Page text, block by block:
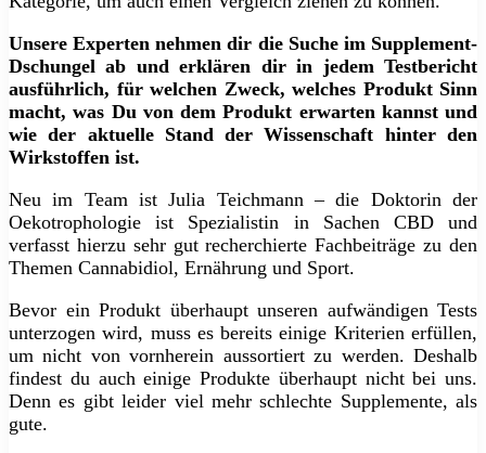
Unsere Experten nehmen dir die Suche im Supplement-
Dschungel ab und erklären dir in jedem Testbericht
ausführlich, für welchen Zweck, welches Produkt Sinn
macht, was Du von dem Produkt erwarten kannst und
wie der aktuelle Stand der Wissenschaft hinter den
Wirkstoffen ist.
Neu im Team ist Julia Teichmann – die Doktorin der
Oekotrophologie ist Spezialistin in Sachen CBD und
verfasst hierzu sehr gut recherchierte Fachbeiträge zu den
Themen Cannabidiol, Ernährung und Sport.
Bevor ein Produkt überhaupt unseren aufwändigen Tests
unterzogen wird, muss es bereits einige Kriterien erfüllen,
um nicht von vornherein aussortiert zu werden. Deshalb
findest du auch einige Produkte überhaupt nicht bei uns.
Denn es gibt leider viel mehr schlechte Supplemente, als
gute.